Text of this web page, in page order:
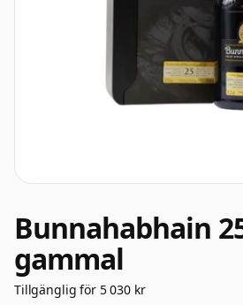
Bunnahabhain
gammal
Tillgänglig för 5 030 kr